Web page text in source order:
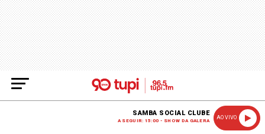
SAMBA SOCIAL CLUBE
A SEGUIR: 15:00 - SHOW DA GALERA
AO VIVO